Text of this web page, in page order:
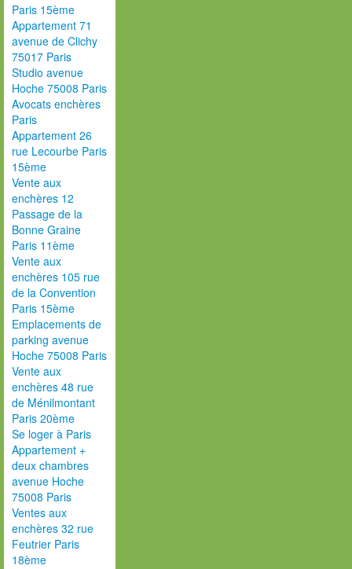
Paris 15ème
Appartement 71
avenue de Clichy
75017 Paris
Studio avenue
Hoche 75008 Paris
Avocats enchères
Paris
Appartement 26
rue Lecourbe Paris
15ème
Vente aux
enchères 12
Passage de la
Bonne Graine
Paris 11ème
Vente aux
enchères 105 rue
de la Convention
Paris 15ème
Emplacements de
parking avenue
Hoche 75008 Paris
Vente aux
enchères 48 rue
de Ménilmontant
Paris 20ème
Se loger à Paris
Appartement +
deux chambres
avenue Hoche
75008 Paris
Ventes aux
enchères 32 rue
Feutrier Paris
18ème